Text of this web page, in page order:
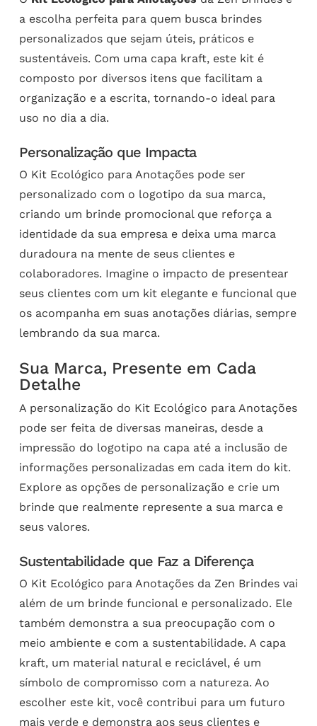
a escolha perfeita para quem busca brindes
personalizados que sejam úteis, práticos e
sustentáveis. Com uma capa kraft, este kit é
composto por diversos itens que facilitam a
organização e a escrita, tornando-o ideal para
uso no dia a dia.
Personalização que Impacta
O Kit Ecológico para Anotações pode ser
personalizado com o logotipo da sua marca,
criando um brinde promocional que reforça a
identidade da sua empresa e deixa uma marca
duradoura na mente de seus clientes e
colaboradores. Imagine o impacto de presentear
seus clientes com um kit elegante e funcional que
os acompanha em suas anotações diárias, sempre
lembrando da sua marca.
Sua Marca, Presente em Cada
Detalhe
A personalização do Kit Ecológico para Anotações
pode ser feita de diversas maneiras, desde a
impressão do logotipo na capa até a inclusão de
informações personalizadas em cada item do kit.
Explore as opções de personalização e crie um
brinde que realmente represente a sua marca e
seus valores.
Sustentabilidade que Faz a Diferença
O Kit Ecológico para Anotações da Zen Brindes vai
além de um brinde funcional e personalizado. Ele
também demonstra a sua preocupação com o
meio ambiente e com a sustentabilidade. A capa
kraft, um material natural e reciclável, é um
símbolo de compromisso com a natureza. Ao
escolher este kit, você contribui para um futuro
mais verde e demonstra aos seus clientes e